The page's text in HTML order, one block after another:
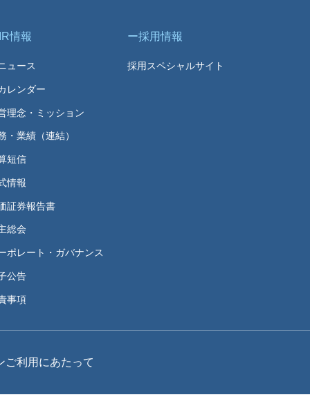
IR情報
ュース
レンダー
理念・ミッション
・業績（連結）
短信
情報
証券報告書
総会
ポレート・ガバナンス
公告
事項
採用情報
採用スペシャルサイト
ご利用にあたって